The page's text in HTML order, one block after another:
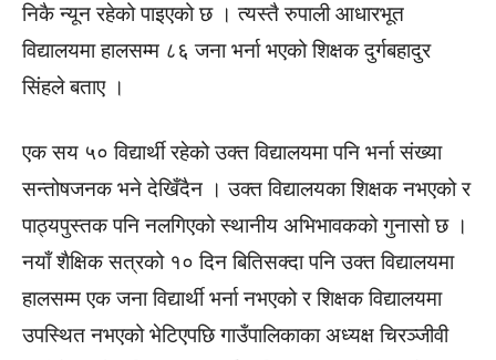
निकै न्यून रहेको पाइएको छ । त्यस्तै रुपाली आधारभूत
विद्यालयमा हालसम्म ८६ जना भर्ना भएको शिक्षक दुर्गबहादुर
सिंहले बताए ।
एक सय ५० विद्यार्थी रहेको उक्त विद्यालयमा पनि भर्ना संख्या
सन्तोषजनक भने देखिँदैन । उक्त विद्यालयका शिक्षक नभएको र
पाठ्यपुस्तक पनि नलगिएको स्थानीय अभिभावकको गुनासो छ ।
नयाँ शैक्षिक सत्रको १० दिन बितिसक्दा पनि उक्त विद्यालयमा
हालसम्म एक जना विद्यार्थी भर्ना नभएको र शिक्षक विद्यालयमा
उपस्थित नभएको भेटिएपछि गाउँपालिकाका अध्यक्ष चिरञ्जीवी